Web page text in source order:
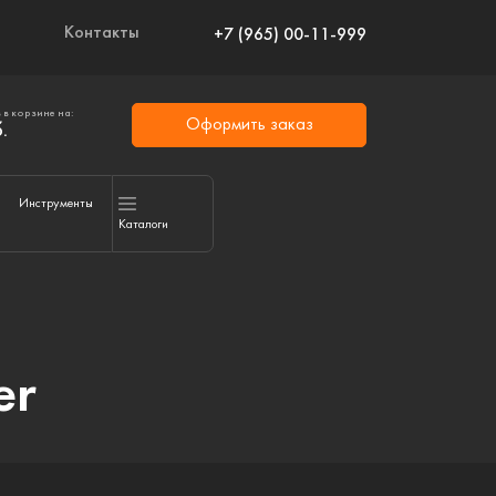
Контакты +7 (965) 00-11-999
в корзине на:
Оформить заказ
Инструменты
Каталоги